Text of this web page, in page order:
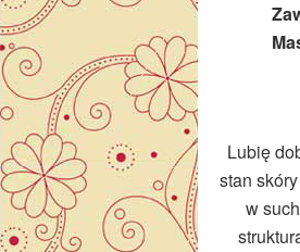
Lubię
stan
w